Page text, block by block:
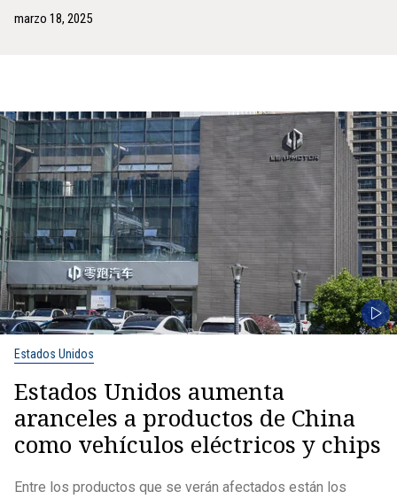
marzo 18, 2025
Estados Unidos
Estados Unidos aumenta
aranceles a productos de China
como vehículos eléctricos y chips
Entre los productos que se verán afectados están los